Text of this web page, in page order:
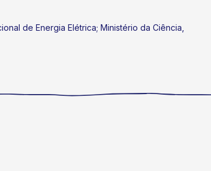
de Energia Elétrica; Ministério da Ciência,